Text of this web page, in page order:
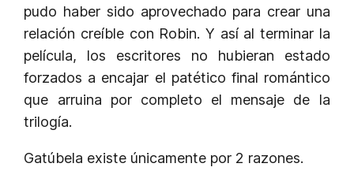
pudo haber sido aprovechado para crear una
relación creíble con Robin. Y así al terminar la
película, los escritores no hubieran estado
forzados a encajar el patético final romántico
que arruina por completo el mensaje de la
trilogía.
Gatúbela existe únicamente por 2 razones.